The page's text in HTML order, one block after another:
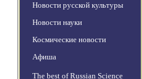
Новости русской культуры
Новости науки
Космические новости
Афиша
The best of Russian Science